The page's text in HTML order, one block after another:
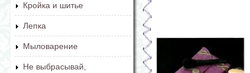
Кройка и шитье
Лепка
Мыловарение
Не выбрасывай,